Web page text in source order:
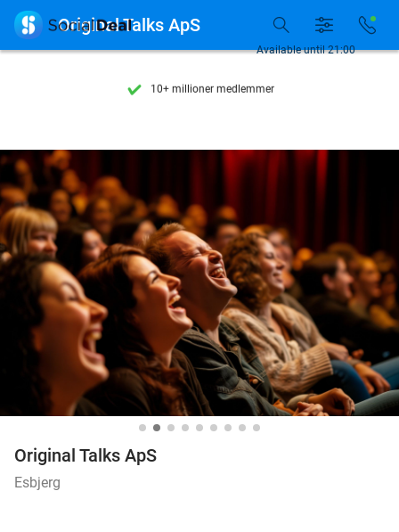
Tilgængelig 7 dage om ugen
10+ millioner medlemmer
10+ millioner medlemmer
Available until 21:00
 Original Talks ApS
Original Talks ApS
Esbjerg